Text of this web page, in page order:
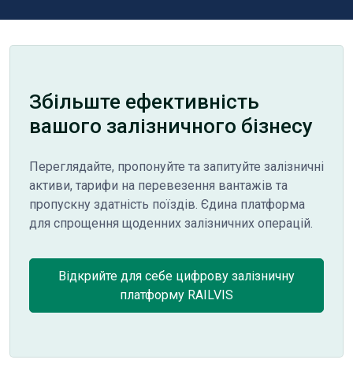
Збільште ефективність
вашого залізничного бізнесу
Переглядайте, пропонуйте та запитуйте залізничні
активи, тарифи на перевезення вантажів та
пропускну здатність поїздів. Єдина платформа
для спрощення щоденних залізничних операцій.
Відкрийте для себе цифрову залізничну
платформу RAILVIS